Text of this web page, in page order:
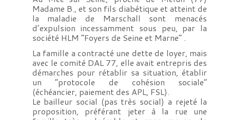
Madame B., et son fils diabétique et atteint de
la maladie de Marschall sont menacés
d’expulsion incessamment sous peu, par la
société HLM “Foyers de Seine et Marne” .
La famille a contracté une dette de loyer, mais
avec le comité DAL 77, elle avait entrepris des
démarches pour rétablir sa situation, établir
un “protocole de cohésion sociale”
(échéancier, paiement des APL, FSL).
Le bailleur social (pas très social) a rejeté la
proposition, préférant jeter à la rue une